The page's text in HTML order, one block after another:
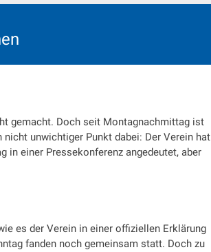
gemacht. Doch seit Montagnachmittag ist
unwichtiger Punkt dabei: Der Verein hat
in einer Pressekonferenz angedeutet, aber
es der Verein in einer offiziellen Erklärung
fanden noch gemeinsam statt. Doch zu